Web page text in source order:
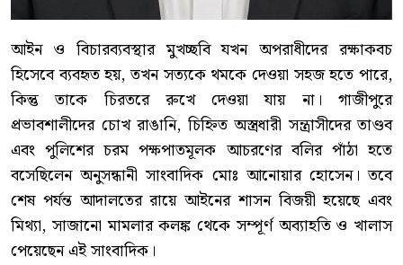
আইন ও বিচারব্যবস্থার মুখচ্ছবি যখন অপরাধীদের রক্ষাকবচ
হিসেবে ব্যবহৃত হয়, তখন সত্যকে থমকে দেওয়া সহজ হতে পারে,
কিন্তু তাকে চিরতরে রুখে দেওয়া যায় না। গাজীপুরে
প্রভাবশালীদের চোখ রাঙানি, চিহ্নিত অস্ত্রধারী সন্ত্রাসীদের তাণ্ডব
এবং পুলিশের চরম পক্ষপাতমূলক আচরণের বলির পাঁঠা হতে
বসেছিলেন অনুসন্ধানী সাংবাদিক মোঃ আনোয়ার হোসেন। তবে
শেষ পর্যন্ত আদালতের রায়ে আইনের শাসন বিজয়ী হয়েছে এবং
মিথ্যা, সাজানো মামলার কলঙ্ক থেকে সম্পূর্ণ অব্যাহতি ও খালাস
পেয়েছেন এই সাংবাদিক।